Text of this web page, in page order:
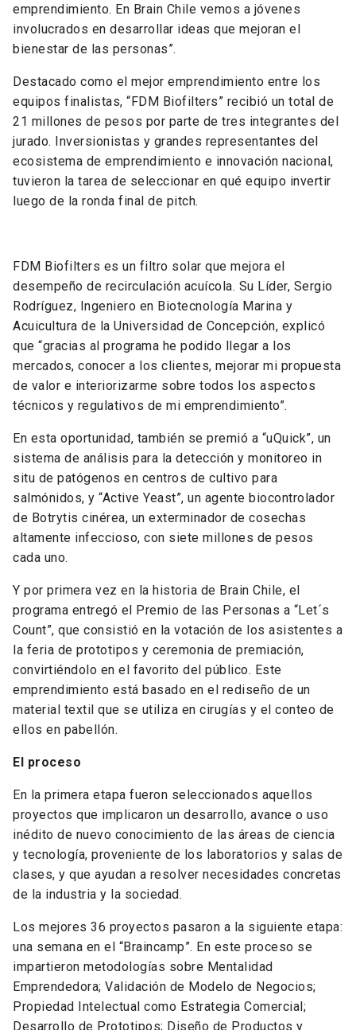
emprendimiento. En Brain Chile vemos a jóvenes
involucrados en desarrollar ideas que mejoran el
bienestar de las personas”.
Destacado como el mejor emprendimiento entre los
equipos finalistas, “FDM Biofilters” recibió un total de
21 millones de pesos por parte de tres integrantes del
jurado. Inversionistas y grandes representantes del
ecosistema de emprendimiento e innovación nacional,
tuvieron la tarea de seleccionar en qué equipo invertir
luego de la ronda final de pitch.
FDM Biofilters es un filtro solar que mejora el
desempeño de recirculación acuícola. Su Líder, Sergio
Rodríguez, Ingeniero en Biotecnología Marina y
Acuicultura de la Universidad de Concepción, explicó
que “gracias al programa he podido llegar a los
mercados, conocer a los clientes, mejorar mi propuesta
de valor e interiorizarme sobre todos los aspectos
técnicos y regulativos de mi emprendimiento”.
En esta oportunidad, también se premió a “uQuick”, un
sistema de análisis para la detección y monitoreo in
situ de patógenos en centros de cultivo para
salmónidos, y “Active Yeast”, un agente biocontrolador
de Botrytis cinérea, un exterminador de cosechas
altamente infeccioso, con siete millones de pesos
cada uno.
Y por primera vez en la historia de Brain Chile, el
programa entregó el Premio de las Personas a “Let´s
Count”, que consistió en la votación de los asistentes a
la feria de prototipos y ceremonia de premiación,
convirtiéndolo en el favorito del público. Este
emprendimiento está basado en el rediseño de un
material textil que se utiliza en cirugías y el conteo de
ellos en pabellón.
El proceso
En la primera etapa fueron seleccionados aquellos
proyectos que implicaron un desarrollo, avance o uso
inédito de nuevo conocimiento de las áreas de ciencia
y tecnología, proveniente de los laboratorios y salas de
clases, y que ayudan a resolver necesidades concretas
de la industria y la sociedad.
Los mejores 36 proyectos pasaron a la siguiente etapa:
una semana en el “Braincamp”. En este proceso se
impartieron metodologías sobre Mentalidad
Emprendedora; Validación de Modelo de Negocios;
Propiedad Intelectual como Estrategia Comercial;
Desarrollo de Prototipos; Diseño de Productos y